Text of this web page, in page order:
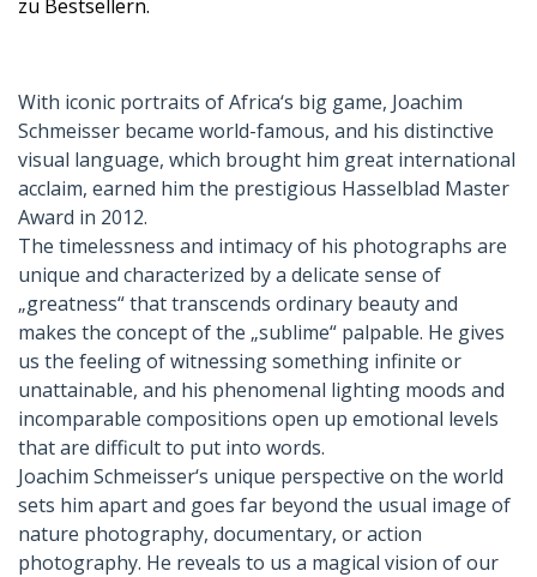
zu Bestsellern.
With iconic portraits of Africa‘s big game, Joachim
Schmeisser became world-famous, and his distinctive
visual language, which brought him great international
acclaim, earned him the prestigious Hasselblad Master
Award in 2012.
The timelessness and intimacy of his photographs are
unique and characterized by a delicate sense of
„greatness“ that transcends ordinary beauty and
makes the concept of the „sublime“ palpable. He gives
us the feeling of witnessing something infinite or
unattainable, and his phenomenal lighting moods and
incomparable compositions open up emotional levels
that are difficult to put into words.
Joachim Schmeisser‘s unique perspective on the world
sets him apart and goes far beyond the usual image of
nature photography, documentary, or action
photography. He reveals to us a magical vision of our